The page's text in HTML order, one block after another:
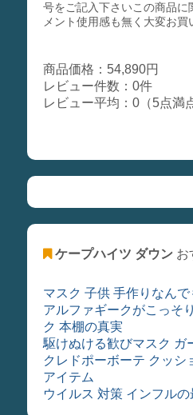
号をご記入下さいこの商品に
メント使用感も無く大変お買
商品価格：54,890円
レビュー件数：0件
レビュー平均：0（5点満
ケープハイツ ダウンお
マスク 子供 手作りなん
アルファギークがこっそ
ク 本棚の真実
駆けぬける歓びマスク ガ
クレドポーボーテ クッシ
アイテム
ウイルス 対策 インフル